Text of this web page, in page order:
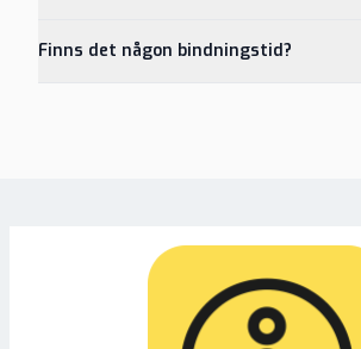
Finns det någon bindningstid?